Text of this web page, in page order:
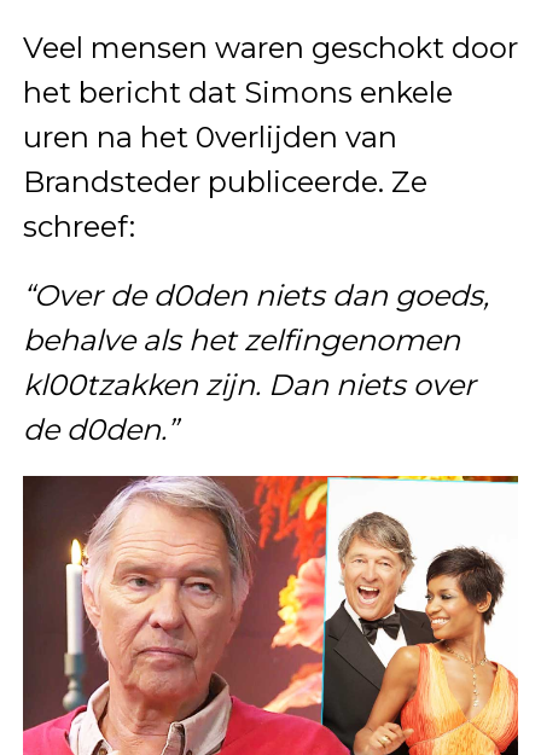
Veel mensen waren geschokt door
het bericht dat Simons enkele
uren na het 0verlijden van
Brandsteder publiceerde. Ze
schreef:
“Over de d0den niets dan goeds,
behalve als het zelfingenomen
kl00tzakken zijn. Dan niets over
de d0den.”